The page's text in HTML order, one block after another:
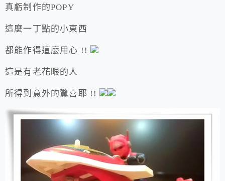
真虧制作的POPY
這麼一丁點的小東西
都能作得這麼用心 !!
這是有老花眼的人
所得到意外的驚喜耶 !!